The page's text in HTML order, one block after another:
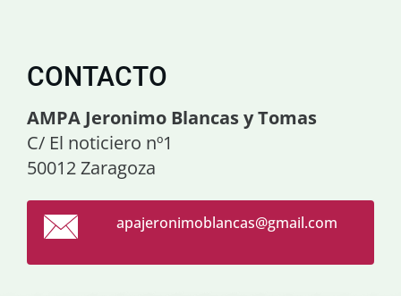
CONTACTO
AMPA Jeronimo Blancas y Tomas
C/ El noticiero nº1
50012 Zaragoza
apajeronimoblancas@gmail.com